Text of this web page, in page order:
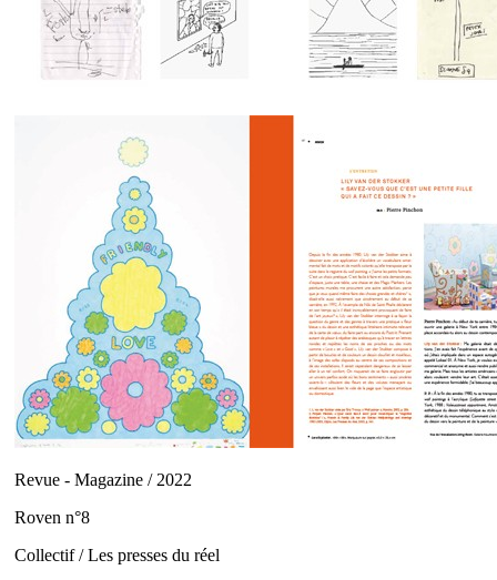
Revue - Magazine / 2022
Roven n°8
Collectif / Les presses du réel